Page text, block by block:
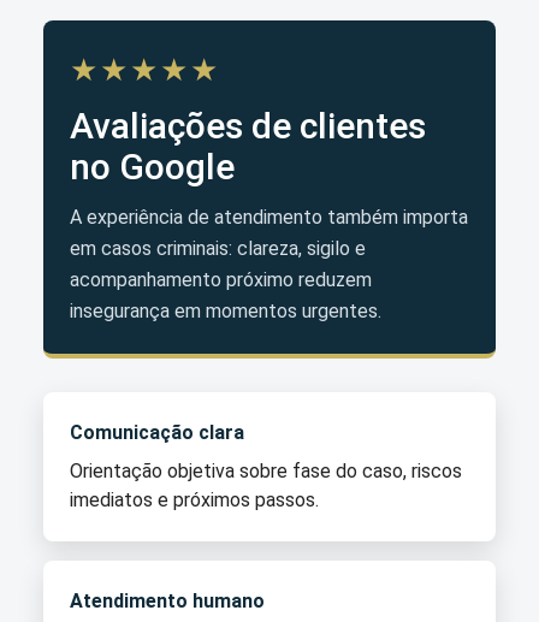
★★★★★
Avaliações de clientes
no Google
A experiência de atendimento também importa
em casos criminais: clareza, sigilo e
acompanhamento próximo reduzem
insegurança em momentos urgentes.
Comunicação clara
Orientação objetiva sobre fase do caso, riscos
imediatos e próximos passos.
Atendimento humano